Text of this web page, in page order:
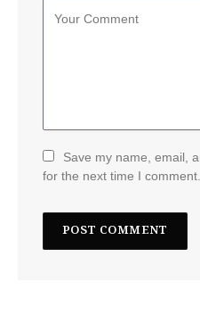
Save my name, email,
for the next time I comment.